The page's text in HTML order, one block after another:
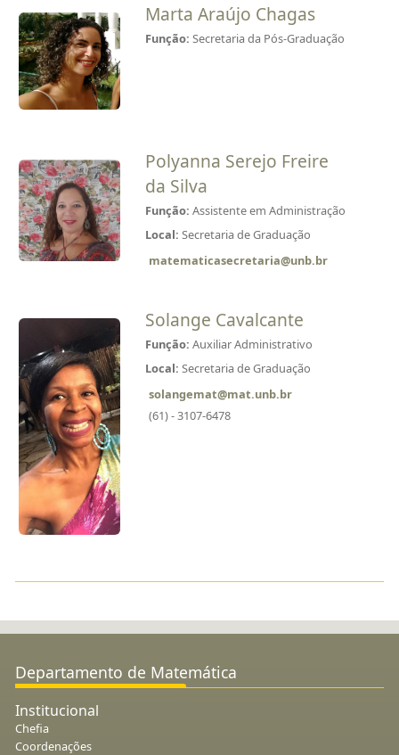
Marta Araújo Chagas
Função: Secretaria da Pós-Graduação
Polyanna Serejo Freire
da Silva
Função: Assistente em Administração
Local: Secretaria de Graduação
matematicasecretaria@unb.br
Solange Cavalcante
Função: Auxiliar Administrativo
Local: Secretaria de Graduação
solangemat@mat.unb.br
(61) - 3107-6478
Departamento de Matemática
Institucional
Chefia
Coordenações